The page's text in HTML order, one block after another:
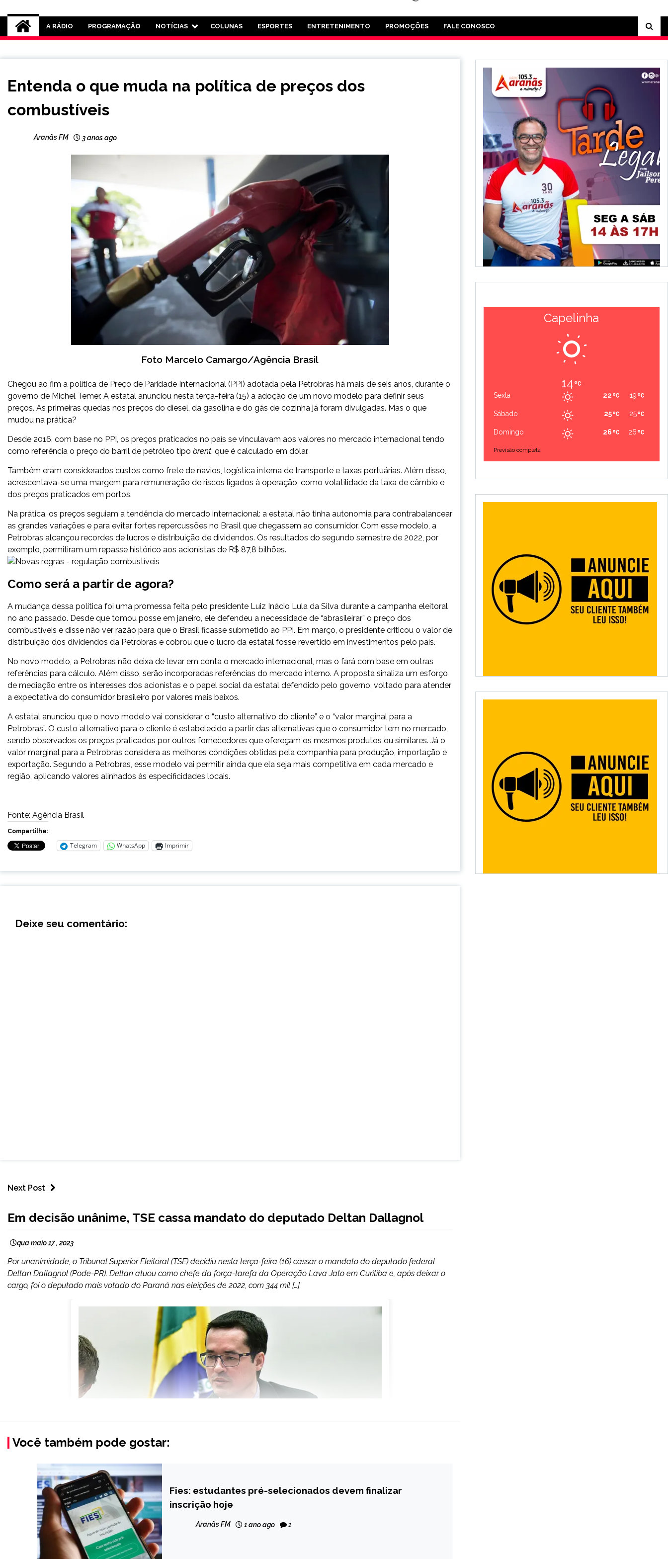
Rádio Aranãs 105.3
A RÁDIO PROGRAMAÇÃO NOTÍCIAS COLUNAS ESPORTES ENTRETENIMENTO PROMOÇÕES FALE CONOSCO
NOTÍCIAS
Entenda o que muda na política de preços dos
combustíveis
Aranãs FM 3 anos ago
Foto Marcelo Camargo/Agência Brasil
Chegou ao fim a política de Preço de Paridade Internacional (PPI) adotada pela Petrobras há mais de seis anos, durante o
governo de Michel Temer. A estatal anunciou nesta terça-feira (15) a adoção de um novo modelo para definir seus
preços. As primeiras quedas nos preços do diesel, da gasolina e do gás de cozinha já foram divulgadas. Mas o que
mudou na prática?
Desde 2016, com base no PPI, os preços praticados no país se vinculavam aos valores no mercado internacional tendo
como referência o preço do barril de petróleo tipo brent , que é calculado em dólar.
Também eram considerados custos como frete de navios, logística interna de transporte e taxas portuárias. Além disso,
acrescentava-se uma margem para remuneração de riscos ligados à operação, como volatilidade da taxa de câmbio e
dos preços praticados em portos.
Na prática, os preços seguiam a tendência do mercado internacional: a estatal não tinha autonomia para contrabalancear
as grandes variações e para evitar fortes repercussões no Brasil que chegassem ao consumidor. Com esse modelo, a
Petrobras alcançou recordes de lucros e distribuição de dividendos. Os resultados do segundo semestre de 2022, por
exemplo, permitiram um repasse histórico aos acionistas de R$ 87,8 bilhões.
Como será a partir de agora?
A mudança dessa política foi uma promessa feita pelo presidente Luiz Inácio Lula da Silva durante a campanha eleitoral
no ano passado. Desde que tomou posse em janeiro, ele defendeu a necessidade de “abrasileirar” o preço dos
combustíveis e disse não ver razão para que o Brasil ficasse submetido ao PPI. Em março, o presidente criticou o valor de
distribuição dos dividendos da Petrobras e cobrou que o lucro da estatal fosse revertido em investimentos pelo país.
No novo modelo, a Petrobras não deixa de levar em conta o mercado internacional, mas o fará com base em outras
referências para cálculo. Além disso, serão incorporadas referências do mercado interno. A proposta sinaliza um esforço
de mediação entre os interesses dos acionistas e o papel social da estatal defendido pelo governo, voltado para atender
a expectativa do consumidor brasileiro por valores mais baixos.
A estatal anunciou que o novo modelo vai considerar o “custo alternativo do cliente” e o “valor marginal para a
Petrobras”. O custo alternativo para o cliente é estabelecido a partir das alternativas que o consumidor tem no mercado,
sendo observados os preços praticados por outros fornecedores que ofereçam os mesmos produtos ou similares. Já o
valor marginal para a Petrobras considera as melhores condições obtidas pela companhia para produção, importação e
exportação. Segundo a Petrobras, esse modelo vai permitir ainda que ela seja mais competitiva em cada mercado e
região, aplicando valores alinhados às especificidades locais.
Fonte: Agência Brasil
Compartilhe:
Telegram WhatsApp Imprimir
Deixe seu comentário:
Next Post
NOTÍCIAS
Em decisão unânime, TSE cassa mandato do deputado Deltan Dallagnol
qua maio 17 , 2023
Por unanimidade, o Tribunal Superior Eleitoral (TSE) decidiu nesta terça-feira (16) cassar o mandato do deputado federal
Deltan Dallagnol (Pode-PR). Deltan atuou como chefe da força-tarefa da Operação Lava Jato em Curitiba e, após deixar o
cargo, foi o deputado mais votado do Paraná nas eleições de 2022, com 344 mil […]
Você também pode gostar:
NOTÍCIAS
Fies: estudantes pré-selecionados devem finalizar
inscrição hoje
Aranãs FM 1 ano ago 1
Capelinha
14
Sexta 19
22
Sábado 25
25
Domingo 26
26
Previsão completa